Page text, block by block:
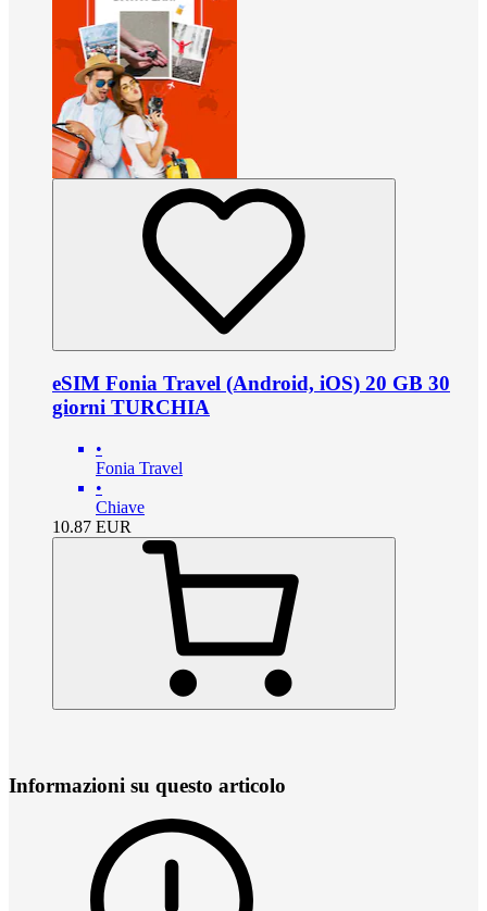
eSIM Fonia Travel (Android, iOS) 20 GB 30
giorni TURCHIA
•
Fonia Travel
•
Chiave
10.87 EUR
Informazioni su questo articolo